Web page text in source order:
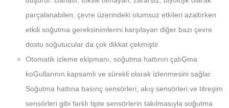
parçalanabilen, çevre üzerindeki olumsuz etkileri azaltırken
etkili soğutma gereksinimlerini karşılayan diğer bazı çevre
dostu soğutucular da çok dikkat çekmiştir.
Otomatik izleme ekipmanı, soğutma hattının çalıĢma
koĢullarının kapsamlı ve sürekli olarak izlenmesini sağlar.
Soğutma hattına basınç sensörleri, akış sensörleri ve titreşim
sensörleri gibi farklı tipte sensörlerin takılmasıyla soğutma